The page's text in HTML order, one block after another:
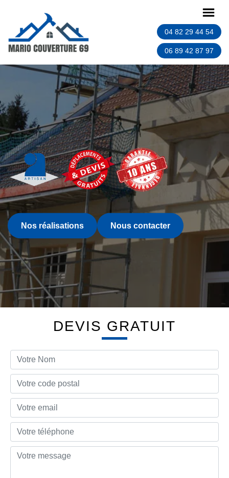
04 82 29 44 54
06 89 42 87 97
Nos réalisations Nous contacter
DEVIS GRATUIT